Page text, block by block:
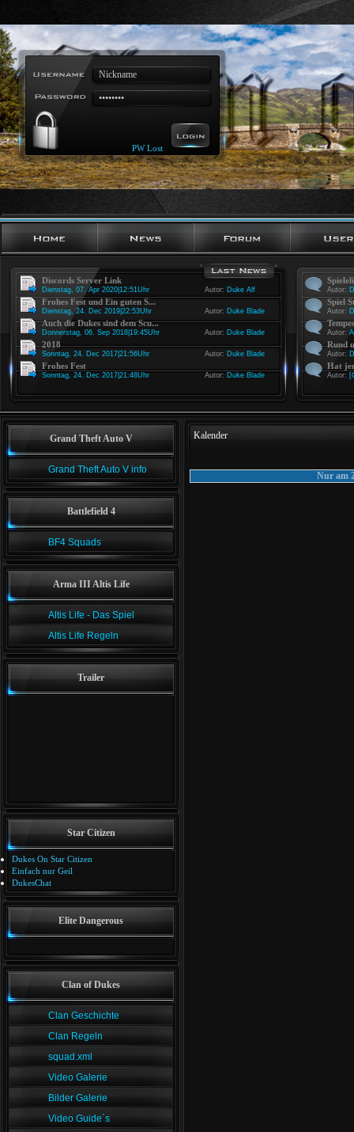
PW Lost
Discords Server Link
Dienstag, 07. Apr 2020|12:51Uhr Autor: Duke Alf
Frohes Fest und Ein guten S...
Dienstag, 24. Dec 2019|22:53Uhr Autor: Duke Blade
Auch die Dukes sind dem Scu...
Donnerstag, 06. Sep 2018|19:45Uhr Autor: Duke Blade
2018
Sonntag, 24. Dec 2017|21:56Uhr Autor: Duke Blade
Frohes Fest
Sonntag, 24. Dec 2017|21:48Uhr Autor: Duke Blade
Autor:
Spiel
Autor:
Autor:
Rund
Autor:
Hat
Autor:
Grand Theft Auto V
Grand Theft Auto V info
Battlefield 4
BF4 Squads
Arma III Altis Life
Altis Life - Das Spiel
Altis Life Regeln
Trailer
Star Citizen
Dukes On Star Citizen
Einfach nur Geil
DukesChat
Elite Dangerous
Clan of Dukes
Clan Geschichte
Clan Regeln
squad.xml
Video Galerie
Bilder Galerie
Video Guide´s
Kalender
Nur am